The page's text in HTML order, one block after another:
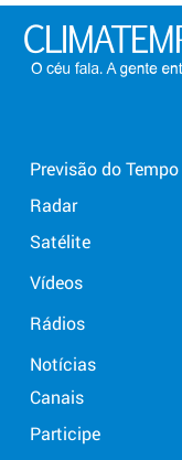
Previsão do Tempo
Radar
Satélite
Vídeos
Rádios
Notícias
Canais
Participe